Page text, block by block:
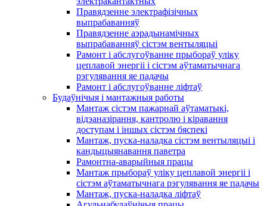
Правядзенне электрафізічных
выпрабаванняў
Правядзенне аэрадынамічных
выпрабаванняў сістэм вентыляцыі
Рамонт і абслугоўванне прыбораў уліку
цеплавой энергіі і сістэм аўтаматычнага
рэгулявання яе падачы
Рамонт і абслугоўванне ліфтаў
Будаўнічыя і мантажныя работы
Мантаж сістэм пажарнай аўтаматыкі,
відэаназірання, кантролю і кіравання
доступам і іншых сістэм бяспекі
Мантаж, пуска-наладка сістэм вентыляцыі і
кандыцыянавання паветра
Рамонтна-аварыйныя працы
Мантаж прыбораў уліку цеплавой энергіі і
сістэм аўтаматычнага рэгулявання яе падачы
Мантаж, пуска-наладка ліфтаў